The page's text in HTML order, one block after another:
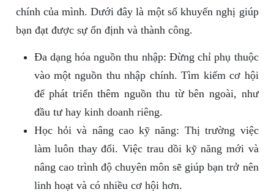
chính của mình. Dưới đây là một số khuyến nghị giúp
bạn đạt được sự ổn định và thành công.
Đa dạng hóa nguồn thu nhập: Đừng chỉ phụ thuộc
vào một nguồn thu nhập chính. Tìm kiếm cơ hội
để phát triển thêm nguồn thu từ bên ngoài, như
đầu tư hay kinh doanh riêng.
Học hỏi và nâng cao kỹ năng: Thị trường việc
làm luôn thay đổi. Việc trau dồi kỹ năng mới và
nâng cao trình độ chuyên môn sẽ giúp bạn trở nên
linh hoạt và có nhiều cơ hội hơn.